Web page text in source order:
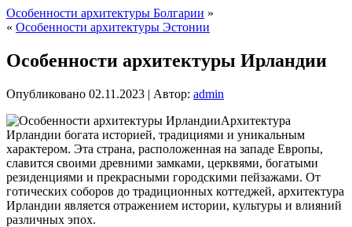
Особенности архитектуры Болгарии »
« Особенности архитектуры Эстонии
Особенности архитектуры Ирландии
Опубликовано 02.11.2023 | Автор: admin
Архитектура
Ирландии богата историей, традициями и уникальным
характером. Эта страна, расположенная на западе Европы,
славится своими древними замками, церквями, богатыми
резиденциями и прекрасными городскими пейзажами. От
готических соборов до традиционных коттеджей, архитектура
Ирландии является отражением истории, культуры и влияний
различных эпох.